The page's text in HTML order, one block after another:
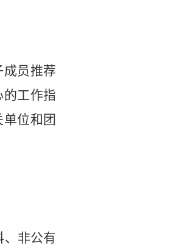
员推荐
工作指
位和团
、非公有